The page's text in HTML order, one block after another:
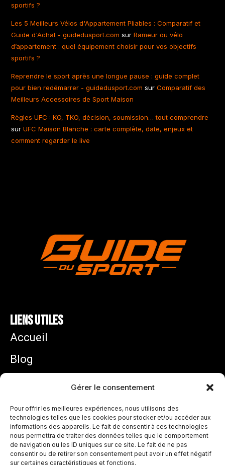
Gérer le consentement
Pour offrir les meilleures expériences, nous utilisons des
technologies telles que les cookies pour stocker et/ou accéder aux
informations des appareils. Le fait de consentir à ces technologies
nous permettra de traiter des données telles que le comportement
de navigation ou les ID uniques sur ce site. Le fait de ne pas
consentir ou de retirer son consentement peut avoir un effet négatif
sur certaines caractéristiques et fonctions.
sportifs ?
Les 5 Meilleurs Vélos d'Appartement Pliables : Comparatif et
Guide d'Achat - guidedusport.com surRameur ou vélo
d’appartement : quel équipement choisir pour vos objectifs
sportifs ?
Reprendre le sport après une longue pause : guide complet
pour bien redémarrer - guidedusport.com surComparatif des
Meilleurs Accessoires de Sport Maison
Règles UFC : KO, TKO, décision, soumission… tout comprendre
surUFC Maison Blanche : carte complète, date, enjeux et
comment regarder le live
Liens utiles
Accueil
Blog
Zidane équipe de France : pourquoi son arrivée
ouvre une nouvelle ère chez les Bleus
juillet 31, 2026